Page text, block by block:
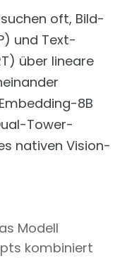
oft, Bild-
und Text-
über lineare
8B
Tower-
nativen Vision-
Modell
kombiniert